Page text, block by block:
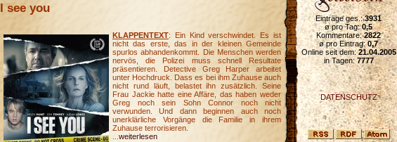
I see you
KLAPPENTEXT: Ein Kind verschwindet. Es ist
nicht das erste, das in der kleinen Gemeinde
spurlos abhandenkommt. Die Menschen werden
nervös, die Polizei muss schnell Resultate
präsentieren. Detective Greg Harper arbeitet
unter Hochdruck. Dass es bei ihm Zuhause auch
nicht rund läuft, belastet ihn zusätzlich. Seine
Frau Jackie hatte eine Affäre, das haben weder
Greg noch sein Sohn Connor noch nicht
verwunden. Und dann beginnen auch noch
unerklärliche Vorgänge die Familie in ihrem
Zuhause terrorisieren.
weiterlesen
Einträge ges.:3931
ø pro Tag:0,5
Kommentare:2822
ø pro Eintrag:0,7
Online seit dem:21.04.2005
in Tagen:7777
DATENSCHUTZ